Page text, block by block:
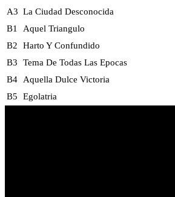
A3 La Ciudad Desconocida
B1
Aquel Triangulo
B2
Harto Y Confundido
B3
Tema De Todas Las Epocas
B4
Aquella Dulce Victoria
B5
Egolatria